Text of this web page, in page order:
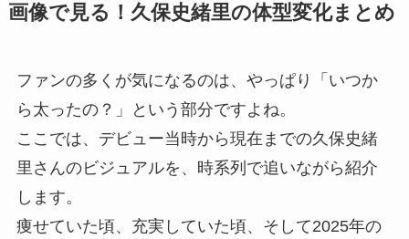
画像で見る！久保史緒里の体型変化まとめ
ファンの多くが気になるのは、やっぱり「いつか
ら太ったの？」という部分ですよね。
ここでは、デビュー当時から現在までの久保史緒
里さんのビジュアルを、時系列で追いながら紹介
します。
痩せていた頃、充実していた頃、そして2025年の